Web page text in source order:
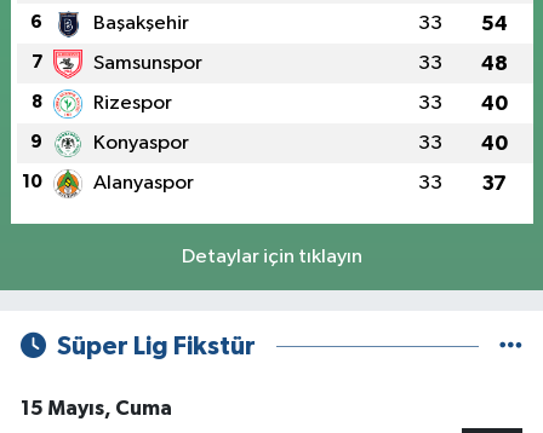
6 Başakşehir 33 54
7 Samsunspor 33 48
8 Rizespor 33 40
9 Konyaspor 33 40
10 Alanyaspor 33 37
Detaylar için tıklayın
Süper Lig Fikstür
15 Mayıs, Cuma